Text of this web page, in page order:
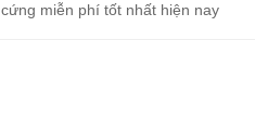
cứng miễn phí tốt nhất hiện nay